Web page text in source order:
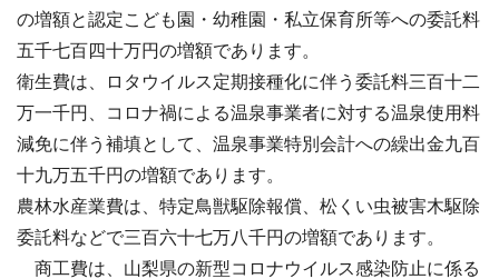
の増額と認定こども園・幼稚園・私立保育所等への委託料
五千七百四十万円の増額であります。
衛生費は、ロタウイルス定期接種化に伴う委託料三百十二
万一千円、コロナ禍による温泉事業者に対する温泉使用料
減免に伴う補填として、温泉事業特別会計への繰出金九百
十九万五千円の増額であります。
農林水産業費は、特定鳥獣駆除報償、松くい虫被害木駆除
委託料などで三百六十七万八千円の増額であります。
商工費は、山梨県の新型コロナウイルス感染防止に係る